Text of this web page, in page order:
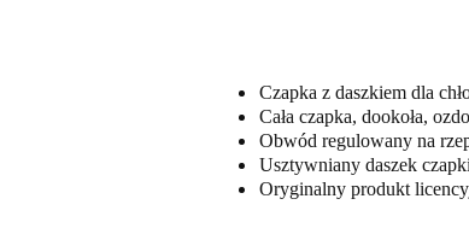
Czapka z daszkiem dla
Cała czapka, dookoła,
Obwód regulowany na
Usztywniany daszek czapki
Oryginalny produkt